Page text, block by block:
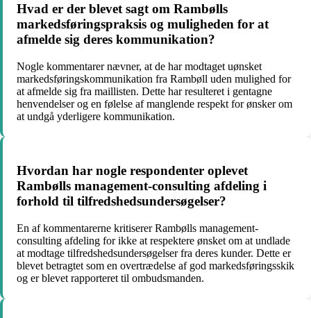
Hvad er der blevet sagt om Rambølls
markedsføringspraksis og muligheden for at
afmelde sig deres kommunikation?
Nogle kommentarer nævner, at de har modtaget uønsket
markedsføringskommunikation fra Rambøll uden mulighed for
at afmelde sig fra maillisten. Dette har resulteret i gentagne
henvendelser og en følelse af manglende respekt for ønsker om
at undgå yderligere kommunikation.
Hvordan har nogle respondenter oplevet
Rambølls management-consulting afdeling i
forhold til tilfredshedsundersøgelser?
En af kommentarerne kritiserer Rambølls management-
consulting afdeling for ikke at respektere ønsket om at undlade
at modtage tilfredshedsundersøgelser fra deres kunder. Dette er
blevet betragtet som en overtrædelse af god markedsføringsskik
og er blevet rapporteret til ombudsmanden.